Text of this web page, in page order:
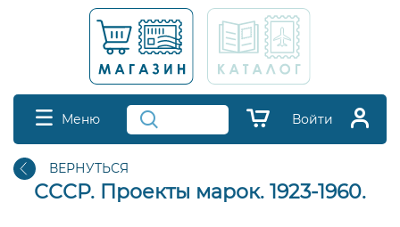
Меню Войти
ВЕРНУТЬСЯ
СССР. Проекты марок. 1923-1960.